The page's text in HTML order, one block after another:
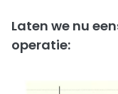
Laten we nu
operatie: